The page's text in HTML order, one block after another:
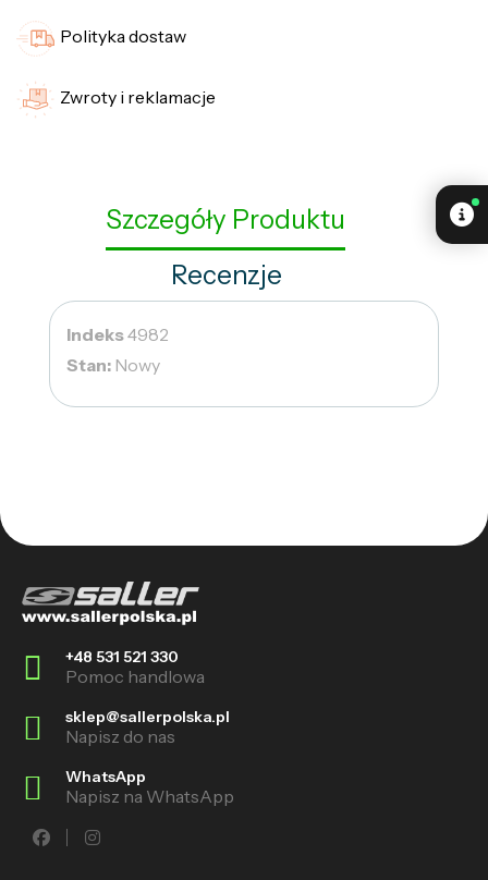
Polityka dostaw
Zwroty i reklamacje
Szczegóły Produktu
Recenzje
Indeks4982
Stan: Nowy
+48 531 521 330
Pomoc handlowa
sklep@sallerpolska.pl
Napisz do nas
WhatsApp
Napisz na WhatsApp